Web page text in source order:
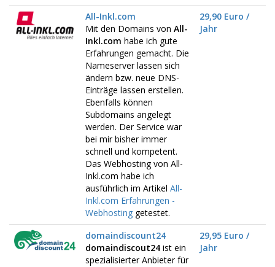
All-Inkl.com
Mit den Domains von All-
Inkl.com habe ich gute
Erfahrungen gemacht. Die
Nameserver lassen sich
ändern bzw. neue DNS-
Einträge lassen erstellen.
Ebenfalls können
Subdomains angelegt
werden. Der Service war
bei mir bisher immer
schnell und kompetent.
Das Webhosting von All-
Inkl.com habe ich
ausführlich im Artikel All-
Inkl.com Erfahrungen -
Webhosting getestet.
29,90 Euro /
Jahr
domaindiscount24
domaindiscout24 ist ein
spezialisierter Anbieter für
29,95 Euro /
Jahr